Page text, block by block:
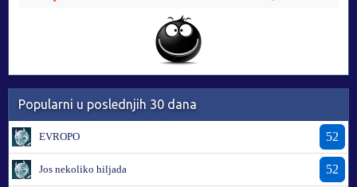
Popularni u poslednjih 30 dana
EVROPO 52
Jos nekoliko hiljada 52